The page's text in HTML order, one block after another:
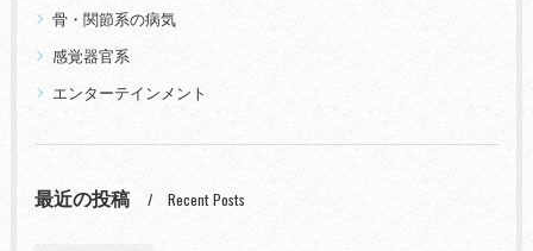
骨・関節系の病気
感覚器官系
エンターテインメント
最近の投稿 Recent Posts